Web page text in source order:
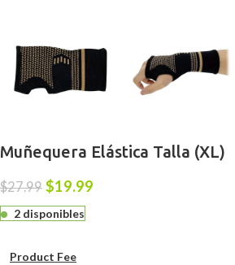
Muñequera Elástica Talla (XL)
$27.99 $19.99
2 disponibles
Product Fee